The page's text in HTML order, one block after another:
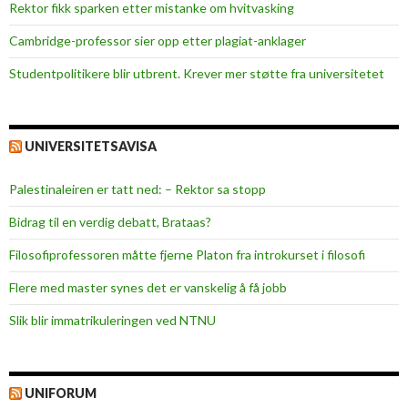
Rektor fikk sparken etter mistanke om hvitvasking
Cambridge-professor sier opp etter plagiat-anklager
Studentpolitikere blir utbrent. Krever mer støtte fra universitetet
UNIVERSITETSAVISA
Palestinaleiren er tatt ned: – Rektor sa stopp
Bidrag til en verdig debatt, Brataas?
Filosofiprofessoren måtte fjerne Platon fra introkurset i filosofi
Flere med master synes det er vanskelig å få jobb
Slik blir immatrikuleringen ved NTNU
UNIFORUM